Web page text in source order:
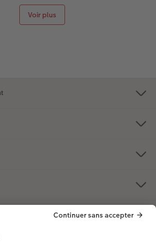
Voir plus
aussi pratique qu’élégante pour
dans une housse personnalisée de
se trouve parfaitement à l’abri dans
ou des chocs involontaires. L’appareil
pare d’un emplacement pour y ranger